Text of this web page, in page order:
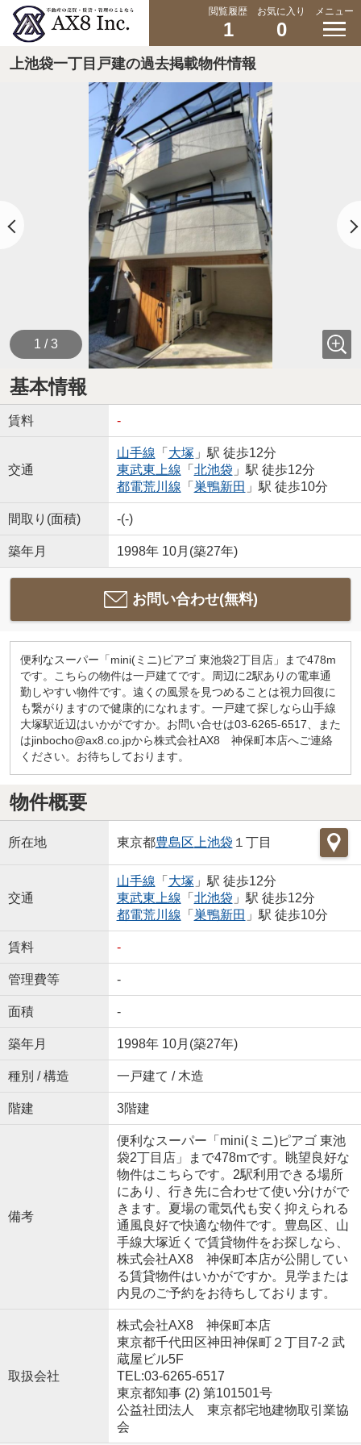
閲覧履歴
1
お気に入り
0
メニュー
上池袋一丁目戸建の過去掲載物件情報
1 / 3
基本情報
賃料 -
交通
山手線 「 大塚 」駅 徒歩12分
東武東上線 「 北池袋 」駅 徒歩12分
都電荒川線 「 巣鴨新田 」駅 徒歩10分
間取り(面積) -(-)
築年月 1998年 10月(築27年)
お問い合わせ(無料)
便利なスーパー「mini(ミニ)ピアゴ 東池袋2丁目店」まで478m
です。こちらの物件は一戸建てです。周辺に2駅ありの電車通
勤しやすい物件です。遠くの風景を見つめることは視力回復に
も繋がりますので健康的になれます。一戸建て探しなら山手線
大塚駅近辺はいかがですか。お問い合せは03-6265-6517、また
はjinbocho@ax8.co.jpから株式会社AX8 神保町本店へご連絡
ください。お待ちしております。
物件概要
所在地 東京都豊島区 上池袋 １丁目
交通
山手線 「 大塚 」駅 徒歩12分
東武東上線 「 北池袋 」駅 徒歩12分
都電荒川線 「 巣鴨新田 」駅 徒歩10分
賃料 -
管理費等 -
面積 -
築年月 1998年 10月(築27年)
種別 / 構造 一戸建て / 木造
階建 3階建
備考
便利なスーパー「mini(ミニ)ピアゴ 東池
袋2丁目店」まで478mです。眺望良好な
物件はこちらです。2駅利用できる場所
にあり、行き先に合わせて使い分けがで
きます。夏場の電気代も安く抑えられる
通風良好で快適な物件です。豊島区、山
手線大塚近くで賃貸物件をお探しなら、
株式会社AX8 神保町本店が公開してい
る賃貸物件はいかがですか。見学または
内見のご予約をお待ちしております。
取扱会社
株式会社AX8 神保町本店
東京都千代田区神田神保町２丁目7-2 武
蔵屋ビル5F
TEL:03-6265-6517
東京都知事 (2) 第101501号
公益社団法人 東京都宅地建物取引業協
会